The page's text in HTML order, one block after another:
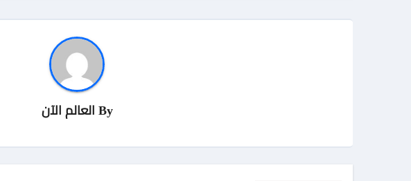
By العالم الآن